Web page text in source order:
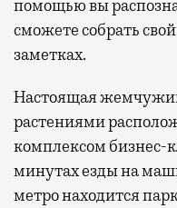
помощью вы
сможете собрать
заметках.
Настоящая
растениями
комплексом бизнес-
минутах езды на
метро находится